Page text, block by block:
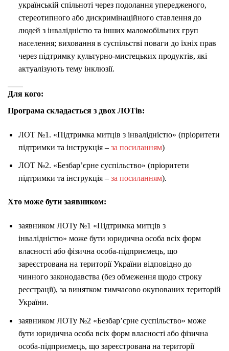
українській спільноті через подолання упередженого,
стереотипного або дискримінаційного ставлення до
людей з інвалідністю та інших маломобільних груп
населення; виховання в суспільстві поваги до їхніх прав
через підтримку культурно-мистецьких продуктів, які
актуалізують тему інклюзії.
Для кого:
Програма складається з двох ЛОТів:
ЛОТ №1. «Підтримка митців з інвалідністю» (пріоритети
підтримки та інструкція – за посиланням)
ЛОТ №2. «Безбар’єрне суспільство» (пріоритети
підтримки та інструкція – за посиланням).
Хто може бути заявником:
заявником ЛОТу №1 «Підтримка митців з
інвалідністю» може бути юридична особа всіх форм
власності або фізична особа-підприємець, що
зареєстрована на території України відповідно до
чинного законодавства (без обмеження щодо строку
реєстрації), за винятком тимчасово окупованих територій
України.
заявником ЛОТу №2 «Безбар’єрне суспільство» може
бути юридична особа всіх форм власності або фізична
особа-підприємець, що зареєстрована на території